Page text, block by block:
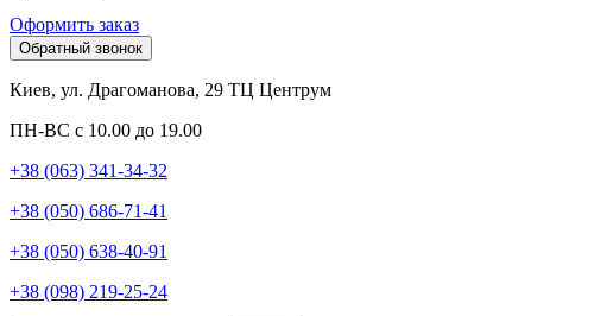
Оформить заказ
Обратный звонок
Киев, ул. Драгоманова, 29 ТЦ Центрум
ПН-ВС с 10.00 до 19.00
+38 (063) 341-34-32
+38 (050) 686-71-41
+38 (050) 638-40-91
+38 (098) 219-25-24